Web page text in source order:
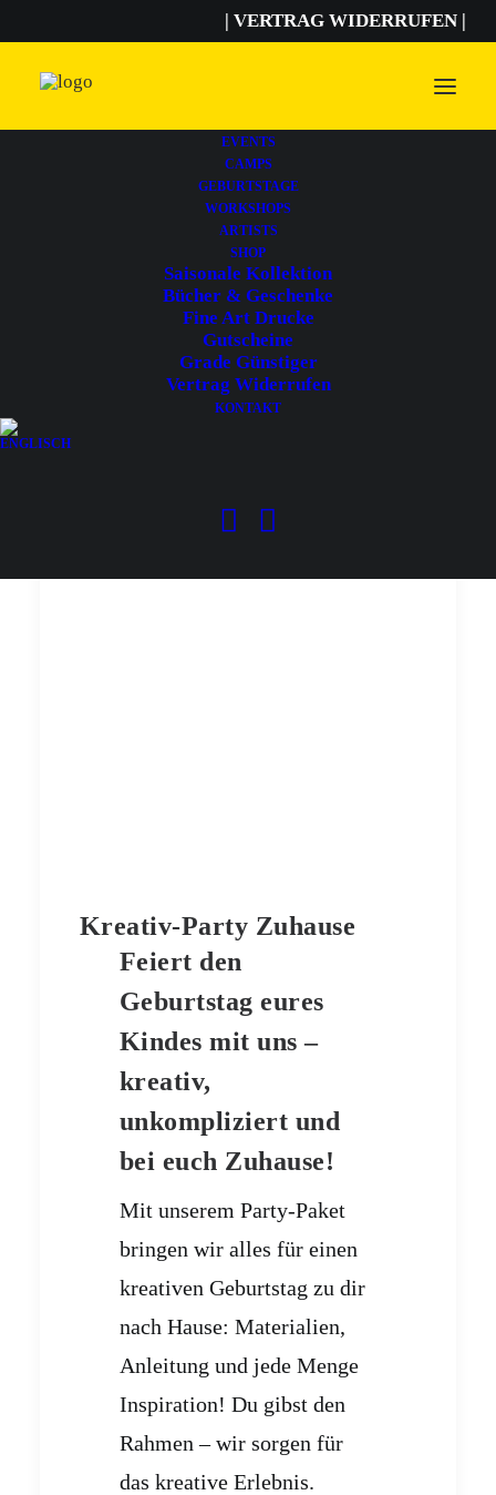
| VERTRAG WIDERRUFEN |
EVENTS
CAMPS
GEBURTSTAGE
WORKSHOPS
ARTISTS
SHOP
Saisonale Kollektion
Bücher & Geschenke
Fine Art Drucke
Gutscheine
Grade Günstiger
Vertrag Widerrufen
KONTAKT
Astrid Bassler
Kreativ-Party Zuhause
Feiert den
Geburtstag eures
Kindes mit uns –
kreativ,
unkompliziert und
bei euch Zuhause!
Mit unserem Party-Paket
bringen wir alles für einen
kreativen Geburtstag zu dir
nach Hause: Materialien,
Anleitung und jede Menge
Inspiration! Du gibst den
Rahmen – wir sorgen für
das kreative Erlebnis.